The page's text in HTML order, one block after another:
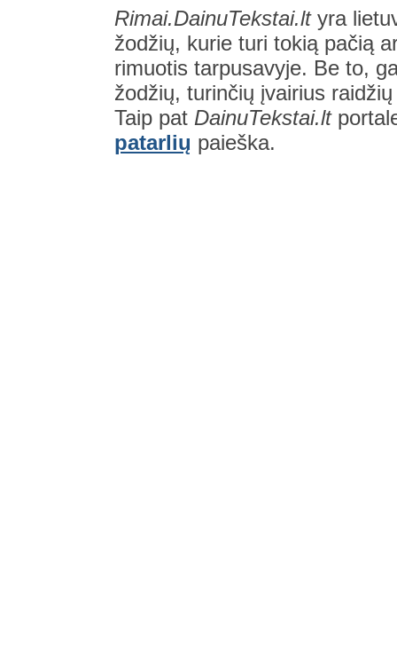
Rimai.DainuTekstai.ltyra
žodžių, kurie turi tokią pačią
rimuotis tarpusavyje. Be to,
žodžių, turinčių įvairius
Taip pat DainuTekstai.lt
patarlių paieška.